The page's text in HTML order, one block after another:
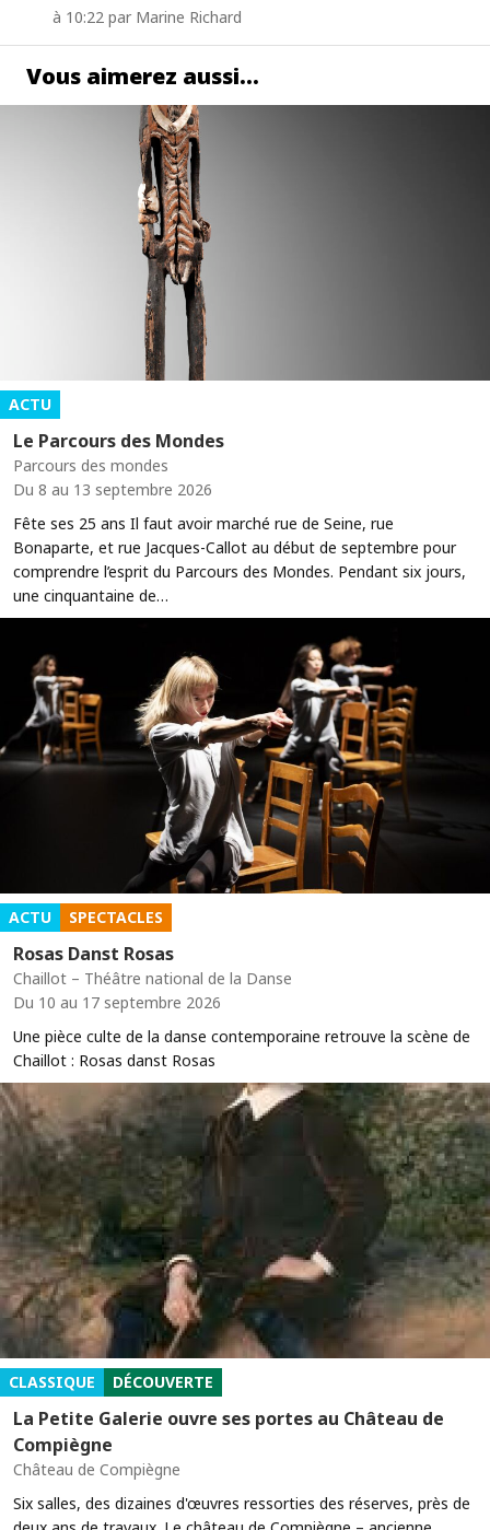
à 10:22 par Marine Richard
Vous aimerez aussi…
ACTU
Le Parcours des Mondes
Parcours des mondes
Du 8 au 13 septembre 2026
Fête ses 25 ans Il faut avoir marché rue de Seine, rue
Bonaparte, et rue Jacques-Callot au début de septembre pour
comprendre l’esprit du Parcours des Mondes. Pendant six jours,
une cinquantaine de…
ACTU SPECTACLES
Rosas Danst Rosas
Chaillot – Théâtre national de la Danse
Du 10 au 17 septembre 2026
Une pièce culte de la danse contemporaine retrouve la scène de
Chaillot : Rosas danst Rosas
CLASSIQUE DÉCOUVERTE
La Petite Galerie ouvre ses portes au Château de
Compiègne
Château de Compiègne
Six salles, des dizaines d'œuvres ressorties des réserves, près de